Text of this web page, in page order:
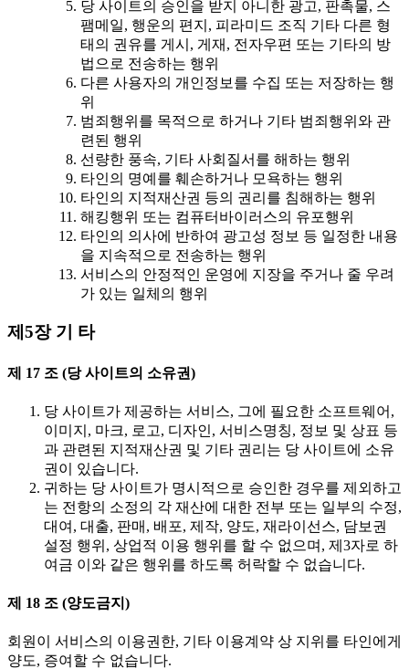
당 사이트의 승인을 받지 아니한 광고, 판촉물, 스
팸메일, 행운의 편지, 피라미드 조직 기타 다른 형
태의 권유를 게시, 게재, 전자우편 또는 기타의 방
법으로 전송하는 행위
다른 사용자의 개인정보를 수집 또는 저장하는 행
위
범죄행위를 목적으로 하거나 기타 범죄행위와 관
련된 행위
선량한 풍속, 기타 사회질서를 해하는 행위
타인의 명예를 훼손하거나 모욕하는 행위
타인의 지적재산권 등의 권리를 침해하는 행위
해킹행위 또는 컴퓨터바이러스의 유포행위
타인의 의사에 반하여 광고성 정보 등 일정한 내용
을 지속적으로 전송하는 행위
서비스의 안정적인 운영에 지장을 주거나 줄 우려
가 있는 일체의 행위
제5장 기 타
제 17 조 (당 사이트의 소유권)
당 사이트가 제공하는 서비스, 그에 필요한 소프트웨어,
이미지, 마크, 로고, 디자인, 서비스명칭, 정보 및 상표 등
과 관련된 지적재산권 및 기타 권리는 당 사이트에 소유
권이 있습니다.
귀하는 당 사이트가 명시적으로 승인한 경우를 제외하고
는 전항의 소정의 각 재산에 대한 전부 또는 일부의 수정,
대여, 대출, 판매, 배포, 제작, 양도, 재라이선스, 담보권
설정 행위, 상업적 이용 행위를 할 수 없으며, 제3자로 하
여금 이와 같은 행위를 하도록 허락할 수 없습니다.
제 18 조 (양도금지)
회원이 서비스의 이용권한, 기타 이용계약 상 지위를 타인에게
양도, 증여할 수 없습니다.